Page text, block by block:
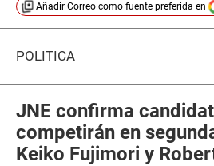
Añadir Correo como fuente preferida en
POLÍTICA
JNE confirma
competirán en
Keiko Fujimori y